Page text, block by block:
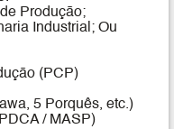
Produção;
Industrial; Ou
(PCP)
5 Porquês, etc.)
/ MASP)